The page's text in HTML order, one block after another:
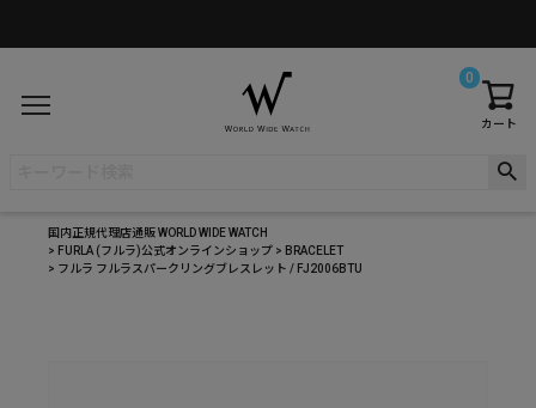
カート
0
国内正規代理店通販 WORLD WIDE WATCH
FURLA (フルラ)公式オンラインショップ
BRACELET
フルラ フルラスパークリングブレスレット / FJ2006BTU